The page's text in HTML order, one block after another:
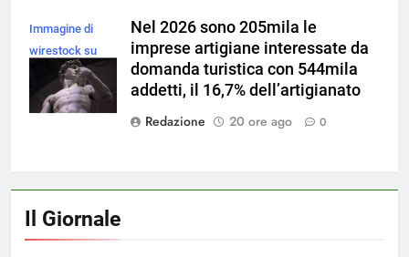
Immagine di
wirestock su
Magnific
Nel 2026 sono 205mila le
imprese artigiane interessate da
domanda turistica con 544mila
addetti, il 16,7% dell’artigianato
Redazione
20 ore ago 0
Il Giornale